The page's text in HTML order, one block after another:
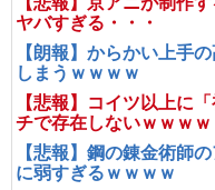
ヤバすぎる・・・
【朗報】からかい上手
しまうｗｗｗｗ
【悲報】コイツ以上に
チで存在しないｗｗｗｗ
【悲報】鋼の錬金術師
に弱すぎるｗｗｗｗ